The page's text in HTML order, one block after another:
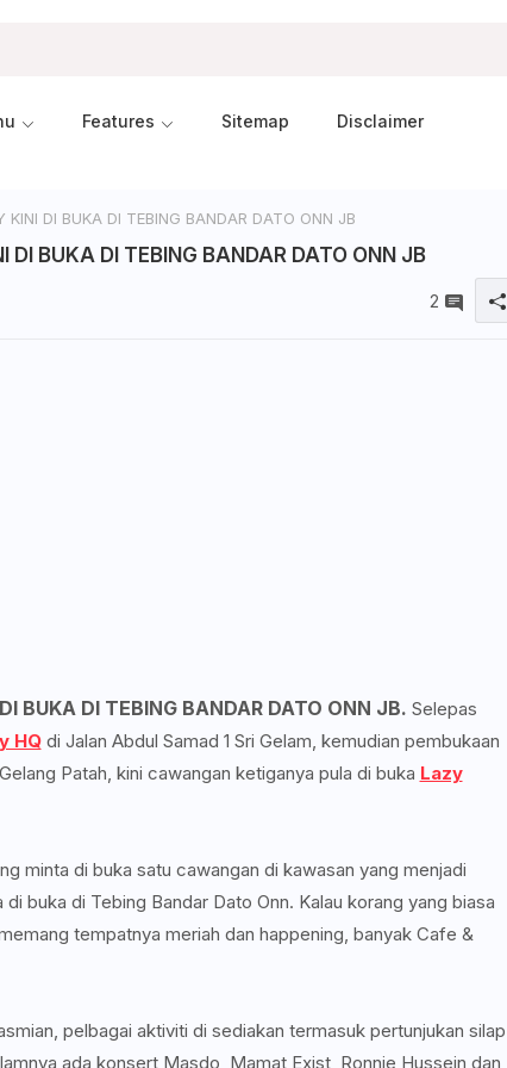
Features Sitemap Disclaimer
DI BUKA DI TEBING BANDAR DATO ONN JB
BUKA DI TEBING BANDAR DATO ONN JB
2
BUKA DI TEBING BANDAR DATO ONN JB. Selepas
HQdi Jalan Abdul Samad 1 Sri Gelam, kemudian pembukaan
Patah, kini cawangan ketiganya pula di buka Lazy
minta di buka satu cawangan di kawasan yang menjadi
buka di Tebing Bandar Dato Onn. Kalau korang yang biasa
tempatnya meriah dan happening, banyak Cafe &
pelbagai aktiviti di sediakan termasuk pertunjukan silap
ada konsert Masdo, Mamat Exist, Ronnie Hussein dan